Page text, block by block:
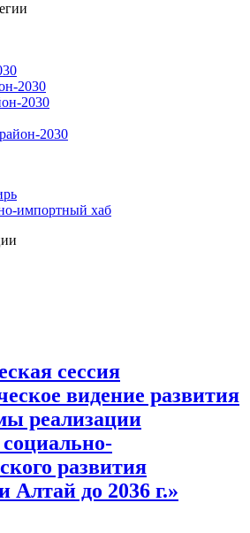
2030
2030
2030
импортный хаб
сессия
видение развития
реализации
развития
Алтай до 2036 г.»